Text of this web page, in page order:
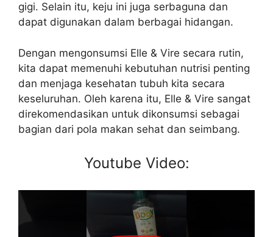
gigi. Selain itu, keju ini juga serbaguna dan
dapat digunakan dalam berbagai hidangan.
Dengan mengonsumsi Elle & Vire secara rutin,
kita dapat memenuhi kebutuhan nutrisi penting
dan menjaga kesehatan tubuh kita secara
keseluruhan. Oleh karena itu, Elle & Vire sangat
direkomendasikan untuk dikonsumsi sebagai
bagian dari pola makan sehat dan seimbang.
Youtube Video: